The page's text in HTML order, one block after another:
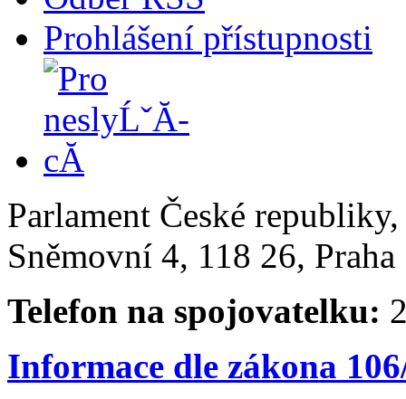
Prohlášení přístupnosti
Parlament České
Sněmovní 4, 118 26,
Telefon na spojovatelku:
Informace dle zákona